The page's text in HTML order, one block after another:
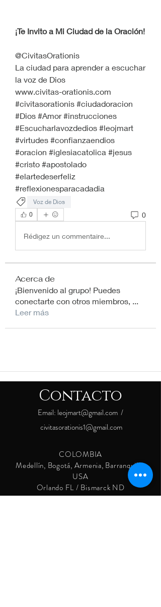
¡Te Invito a Mi Ciudad de la Oración!
@CivitasOrationis
La ciudad para aprender a escuchar
la voz de Dios
www.civitas-orationis.com
#civitasorationis #ciudadoracion
#Dios #Amor #instrucciones
#Escucharlavozdedios #leojmart
#virtudes #confianzaendios
#oracion #iglesiacatolica #jesus
#cristo #apostolado
#elartedeserfeliz
#reflexionesparacadadia
Voz de Dios
0
0
Rédigez un commentaire...
Acerca de
¡Bienvenido al grupo! Puedes
conectarte con otros miembros, ...
Leer más
Contacto
Email: leojmart@gmail.com /
civitasorationis1@gmail.com
COLOMBIA
Medellín, Bogotá, Armenia, Barranquilla
USA
Orlando FL / Bismarck ND